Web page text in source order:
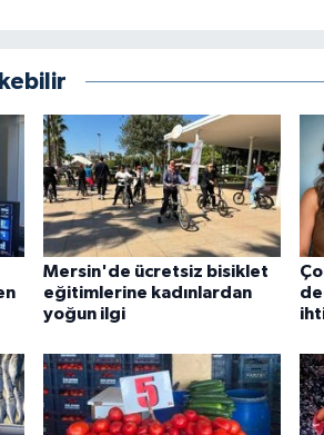
Mersin'de ücretsiz bisiklet
eğitimlerine kadınlardan
yoğun ilgi